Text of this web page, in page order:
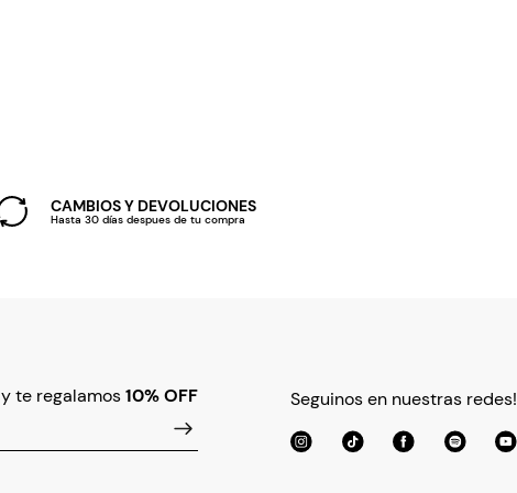
CAMBIOS Y DEVOLUCIONES
Hasta 30 días despues de tu compra
y te regalamos10% OFF Seguinos en nuestras redes!